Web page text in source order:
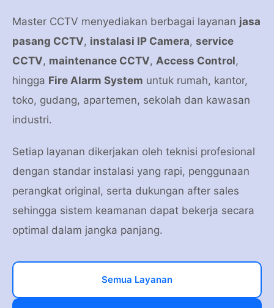
Master CCTV menyediakan berbagai layanan jasa
pasang CCTV, instalasi IP Camera, service
CCTV, maintenance CCTV, Access Control,
hingga Fire Alarm System untuk rumah, kantor,
toko, gudang, apartemen, sekolah dan kawasan
industri.
Setiap layanan dikerjakan oleh teknisi profesional
dengan standar instalasi yang rapi, penggunaan
perangkat original, serta dukungan after sales
sehingga sistem keamanan dapat bekerja secara
optimal dalam jangka panjang.
Semua Layanan